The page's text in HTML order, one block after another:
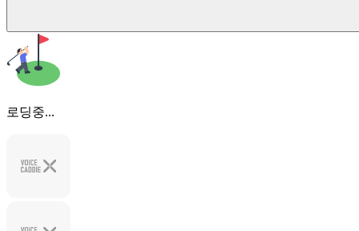
로딩중...